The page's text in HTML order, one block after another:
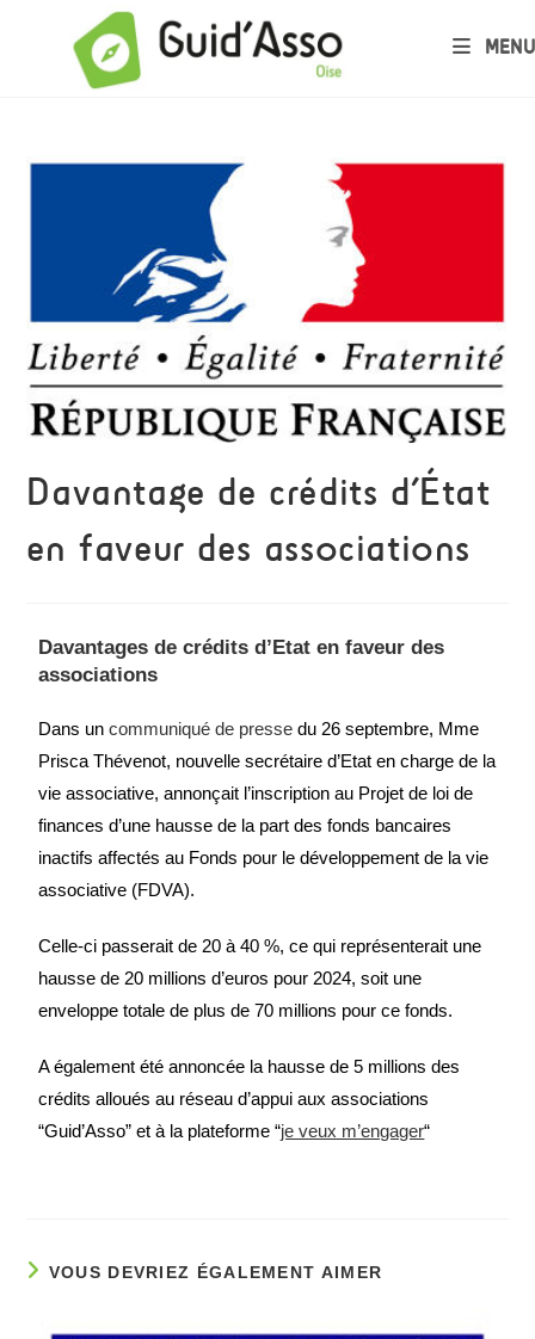
MENU
Davantage de crédits d’État
en faveur des associations
Davantages de crédits d’Etat en faveur des
associations
Dans uncommuniqué de presse du 26 septembre, Mme
Prisca Thévenot, nouvelle secrétaire d’Etat en charge de la
vie associative, annonçait l’inscription au Projet de loi de
finances d’une hausse de la part des fonds bancaires
inactifs affectés au Fonds pour le développement de la vie
associative (FDVA).
Celle-ci passerait de 20 à 40 %, ce qui représenterait une
hausse de 20 millions d’euros pour 2024, soit une
enveloppe totale de plus de 70 millions pour ce fonds.
A également été annoncée la hausse de 5 millions des
crédits alloués au réseau d’appui aux associations
“Guid’Asso” et à la plateforme “je veux m’engager“
VOUS DEVRIEZ ÉGALEMENT AIMER